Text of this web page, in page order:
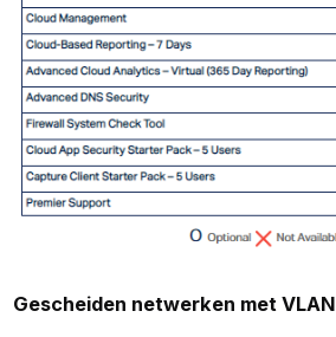
Gescheiden netwerken met VLAN